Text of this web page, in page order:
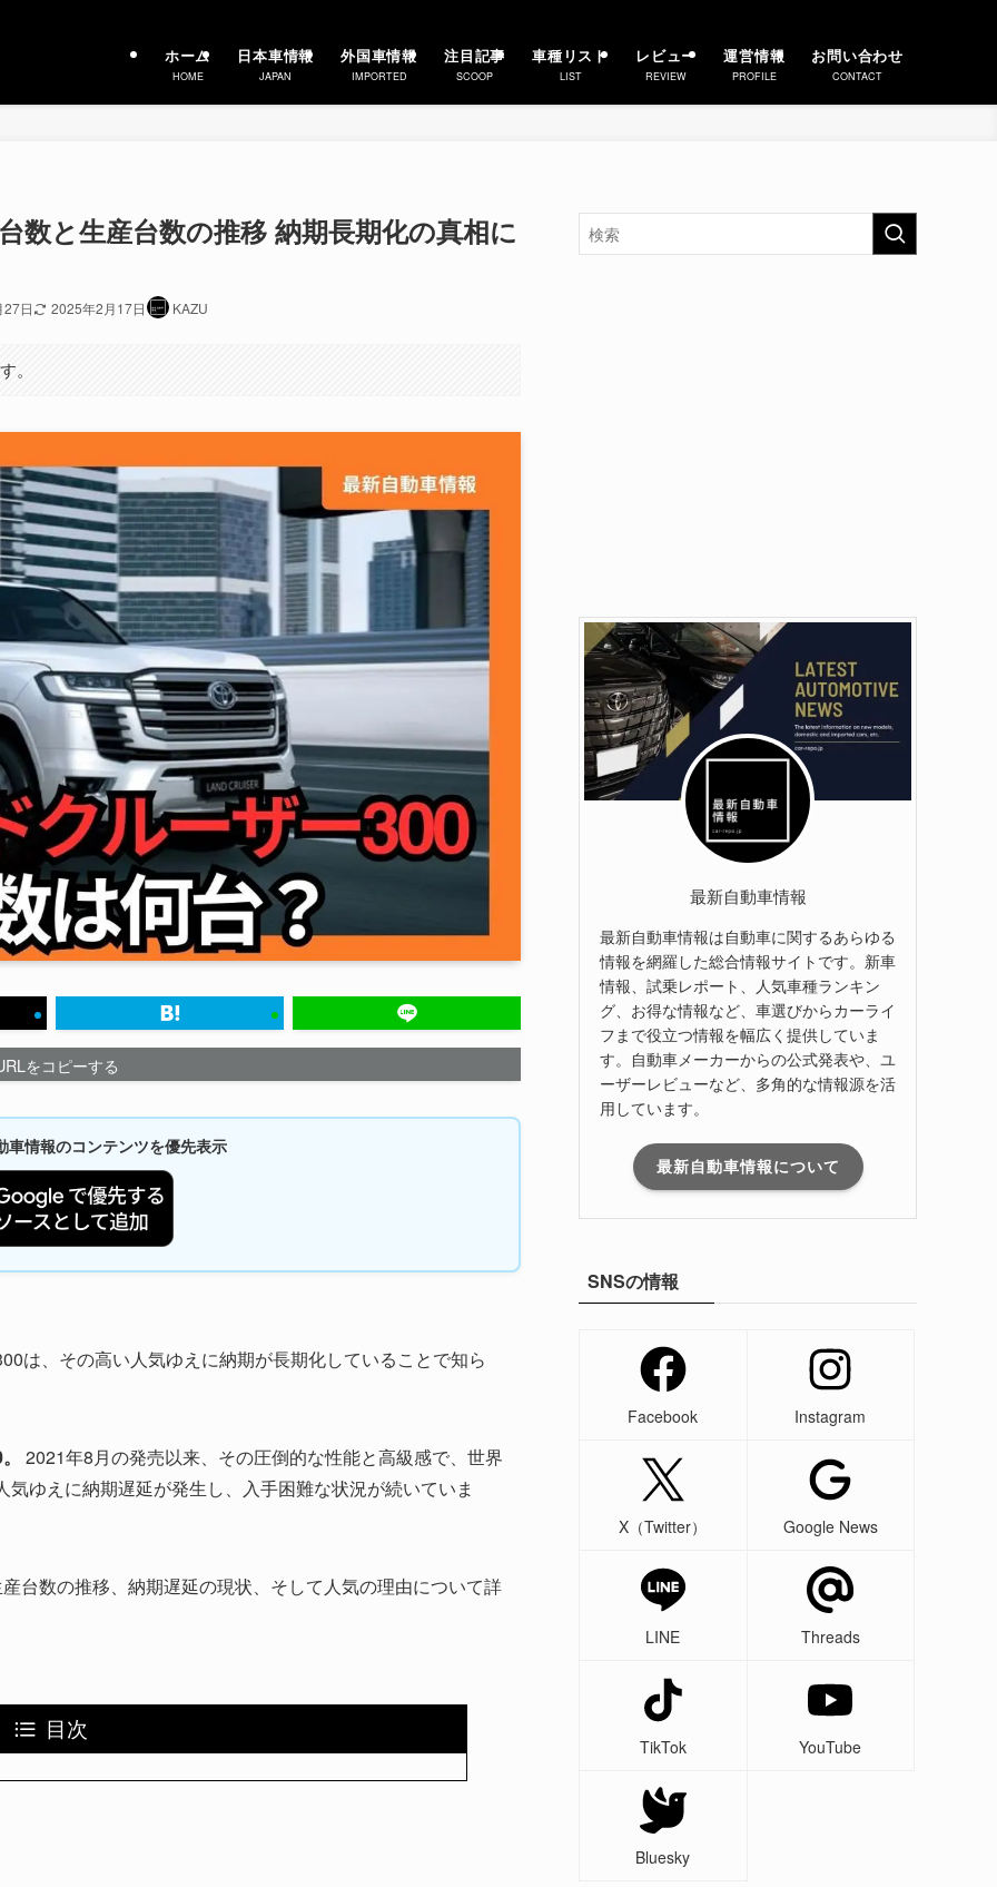
ホーム
HOME
日本車情報
JAPAN
外国車情報
IMPORTED
注目記事
SCOOP
車種リスト
LIST
レビュー
REVIEW
運営情報
PROFILE
お問い合わせ
CONTACT
数と生産台数の推移 納期長期化の真相に
日 2025年2月17日 KAZU
。
をコピーする
情報のコンテンツを優先表示
は、その高い人気ゆえに納期が長期化していることで知ら
2021年8月の発売以来、その圧倒的な性能と高級感で、世界
ゆえに納期遅延が発生し、入手困難な状況が続いていま
台数の推移、納期遅延の現状、そして人気の理由について詳
目次
最新自動車情報
最新自動車情報は自動車に関するあらゆる
情報を網羅した総合情報サイトです。新車
情報、試乗レポート、人気車種ランキン
グ、お得な情報など、車選びからカーライ
フまで役立つ情報を幅広く提供していま
す。自動車メーカーからの公式発表や、ユ
ーザーレビューなど、多角的な情報源を活
用しています。
最新自動車情報について
SNSの情報
Facebook Instagram
X（Twitter） Google News
LINE Threads
TikTok YouTube
Bluesky